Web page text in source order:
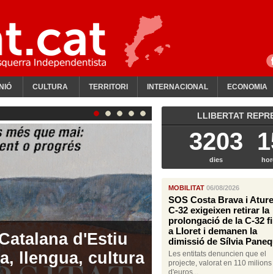
CULTURA TERRITORI INTERNACIONAL ECONOMIA
de Canet de
persones en
i
LLIBERTAT
3203
dies
MOBILITAT 06/08/2026
SOS Costa Brava i
C-32 exigeixen retirar la
prolongació de la C-32
a Lloret i demanen la
dimissió de Sílvia
Les entitats denuncien que el
projecte, valorat en 110 milions
d'euros...